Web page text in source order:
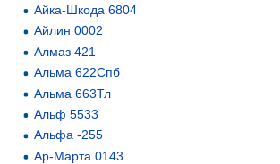
Айка-Шкода 6804
Айлин 0002
Алмаз 421
Альма 622Спб
Альма 663Тл
Альф 5533
Альфа -255
Ар-Марта 0143